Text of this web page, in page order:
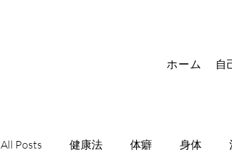
ホーム 自
All Posts 健康法 体癖 身体